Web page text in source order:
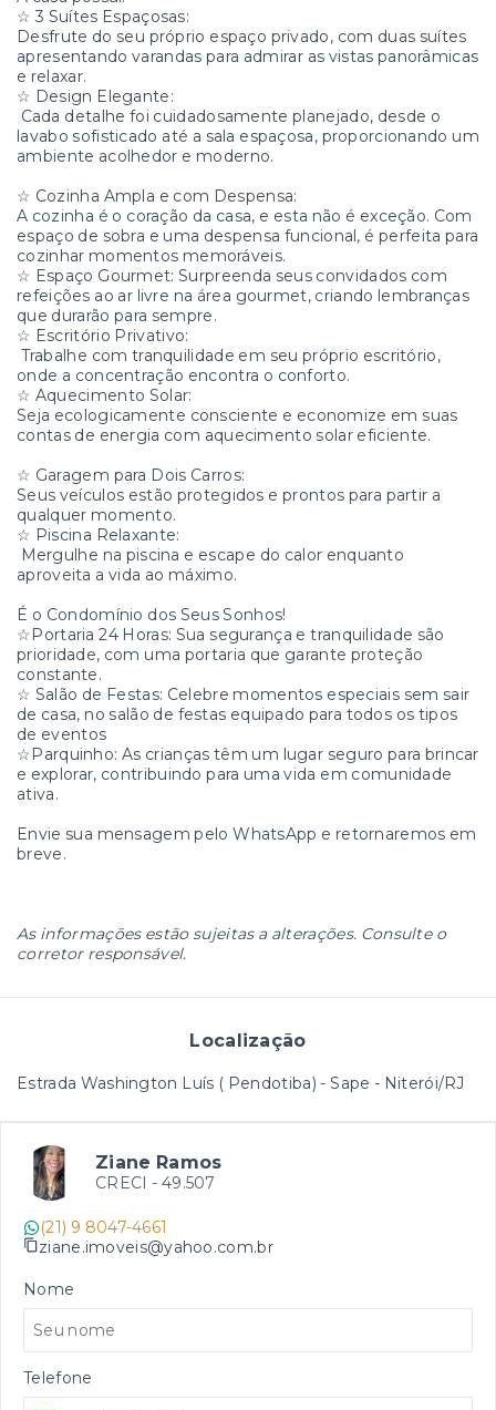
☆ 3 Suítes Espaçosas:
Desfrute do seu próprio espaço privado, com duas suítes
apresentando varandas para admirar as vistas panorâmicas
e relaxar.
☆ Design Elegante:
Cada detalhe foi cuidadosamente planejado, desde o
lavabo sofisticado até a sala espaçosa, proporcionando um
ambiente acolhedor e moderno.
☆ Cozinha Ampla e com Despensa:
A cozinha é o coração da casa, e esta não é exceção. Com
espaço de sobra e uma despensa funcional, é perfeita para
cozinhar momentos memoráveis.
☆ Espaço Gourmet: Surpreenda seus convidados com
refeições ao ar livre na área gourmet, criando lembranças
que durarão para sempre.
☆ Escritório Privativo:
Trabalhe com tranquilidade em seu próprio escritório,
onde a concentração encontra o conforto.
☆ Aquecimento Solar:
Seja ecologicamente consciente e economize em suas
contas de energia com aquecimento solar eficiente.
☆ Garagem para Dois Carros:
Seus veículos estão protegidos e prontos para partir a
qualquer momento.
☆ Piscina Relaxante:
Mergulhe na piscina e escape do calor enquanto
aproveita a vida ao máximo.
É o Condomínio dos Seus Sonhos!
☆Portaria 24 Horas: Sua segurança e tranquilidade são
prioridade, com uma portaria que garante proteção
constante.
☆ Salão de Festas: Celebre momentos especiais sem sair
de casa, no salão de festas equipado para todos os tipos
de eventos
☆Parquinho: As crianças têm um lugar seguro para brincar
e explorar, contribuindo para uma vida em comunidade
ativa.
Envie sua mensagem pelo WhatsApp e retornaremos em
breve.
As informações estão sujeitas a alterações. Consulte o
corretor responsável.
Localização
Estrada Washington Luís ( Pendotiba) - Sape - Niterói/RJ
Ziane Ramos
CRECI - 49.507
(21) 9 8047-4661
ziane.imoveis@yahoo.com.br
Nome
Telefone